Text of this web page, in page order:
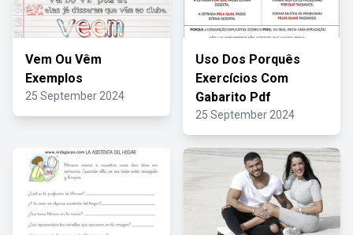
Vem Ou Vêm
Exemplos
25 September 2024
Uso Dos Porquês
Exercícios Com
Gabarito Pdf
25 September 2024